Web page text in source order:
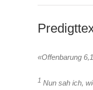
«Offenbarung
1 Nun sah ich,